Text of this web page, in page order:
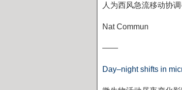
人为西风急流移动协
Nat Commun
——
Day–night shifts in